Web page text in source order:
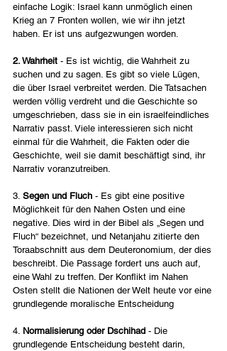
einfache Logik: Israel kann unmöglich einen
Krieg an 7 Fronten wollen, wie wir ihn jetzt
haben. Er ist uns aufgezwungen worden.
2. Wahrheit - Es ist wichtig, die Wahrheit zu
suchen und zu sagen. Es gibt so viele Lügen,
die über Israel verbreitet werden. Die Tatsachen
werden völlig verdreht und die Geschichte so
umgeschrieben, dass sie in ein israelfeindliches
Narrativ passt. Viele interessieren sich nicht
einmal für die Wahrheit, die Fakten oder die
Geschichte, weil sie damit beschäftigt sind, ihr
Narrativ voranzutreiben.
3. Segen und Fluch - Es gibt eine positive
Möglichkeit für den Nahen Osten und eine
negative. Dies wird in der Bibel als „Segen und
Fluch“ bezeichnet, und Netanjahu zitierte den
Toraabschnitt aus dem Deuteronomium, der dies
beschreibt. Die Passage fordert uns auch auf,
eine Wahl zu treffen. Der Konflikt im Nahen
Osten stellt die Nationen der Welt heute vor eine
grundlegende moralische Entscheidung
4. Normalisierung oder Dschihad - Die
grundlegende Entscheidung besteht darin,